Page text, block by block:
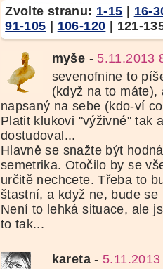
Zvolte stranu: 1-15 | 16-
91-105 | 106-120 | 121-
myše - 5.11.2013
sevenofnine to
(když na to máte),
napsaný na sebe (kdo-ví
Platit klukovi "výživné" tak
dostudoval...
Hlavně se snažte být
semetrika. Otočilo by se
určitě nechcete. Třeba to
štastní, a když ne, bude
Není to lehká situace, ale
to tak...
kareta-